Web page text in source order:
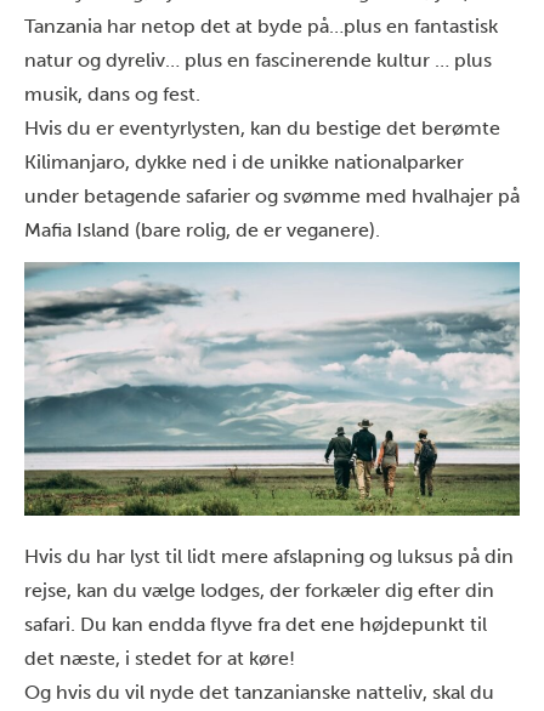
Tanzania har netop det at byde på…plus en fantastisk
natur og dyreliv… plus en fascinerende kultur … plus
musik, dans og fest.
Hvis du er eventyrlysten, kan du bestige det berømte
Kilimanjaro, dykke ned i de unikke nationalparker
under betagende safarier og svømme med hvalhajer på
Mafia Island (bare rolig, de er veganere).
Hvis du har lyst til lidt mere afslapning og luksus på din
rejse, kan du vælge lodges, der forkæler dig efter din
safari. Du kan endda flyve fra det ene højdepunkt til
det næste, i stedet for at køre!
Og hvis du vil nyde det tanzanianske natteliv, skal du